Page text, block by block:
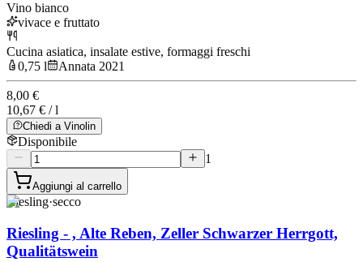
Vino bianco
vivace e fruttato
Cucina asiatica, insalate estive, formaggi freschi
0,75 l
Annata 2021
8,00 €
10,67 € / l
Chiedi a Vinolin
Disponibile
1
Aggiungi al carrello
Riesling·secco
Riesling - , Alte Reben, Zeller Schwarzer Herrgott,
Qualitätswein